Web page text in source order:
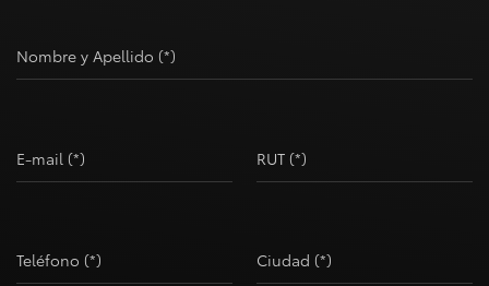
Nombre y Apellido (*)
E-mail (*) RUT (*)
Teléfono (*) Ciudad (*)